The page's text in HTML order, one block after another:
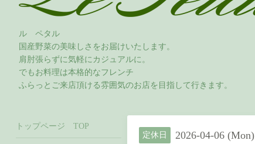
ル ペタル
国産野菜の美味しさをお届けいたします。
肩肘張らずに気軽にカジュアルに。
でもお料理は本格的なフレンチ
ふらっとご来店頂ける雰囲気のお店を目指して行きます。
定休日 2026-04-06 (Mon)
トップページ TOP